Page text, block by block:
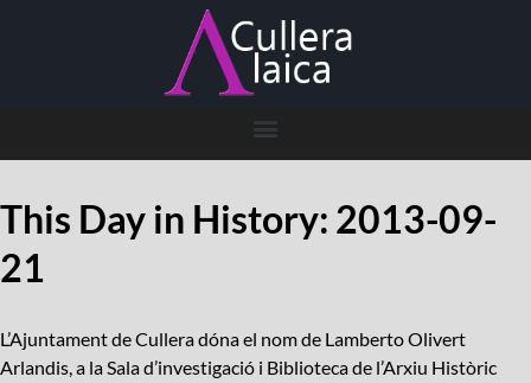
This Day in History: 2013-09-
21
L’Ajuntament de Cullera dóna el nom de Lamberto Olivert
Arlandis, a la Sala d’investigació i Biblioteca de l’Arxiu Històric